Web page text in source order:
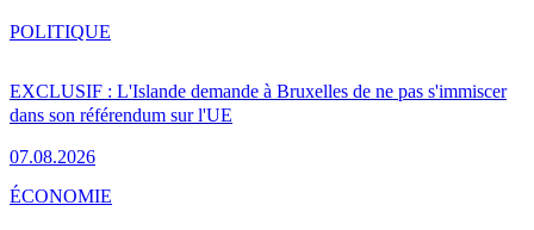
EXCLUSIF : L'Islande demande à Bruxelles de ne pas s'immiscer
dans son référendum sur l'UE
07.08.2026
POLITIQUE
ÉCONOMIE